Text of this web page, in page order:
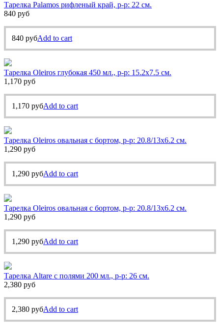
Тарелка Palamos рифленый край, р-р: 22 см.
840 руб
840 рубAdd to cart
Тарелка Oleiros глубокая 450 мл., р-р: 15.2х7.5 см.
1,170 руб
1,170 рубAdd to cart
Тарелка Oleiros овальная с бортом, р-р: 20.8/13х6.2 см.
1,290 руб
1,290 рубAdd to cart
Тарелка Oleiros овальная с бортом, р-р: 20.8/13х6.2 см.
1,290 руб
1,290 рубAdd to cart
Тарелка Altare с полями 200 мл., р-р: 26 см.
2,380 руб
2,380 рубAdd to cart